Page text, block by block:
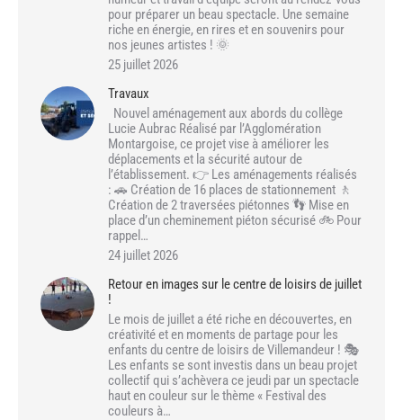
pour préparer un beau spectacle. Une semaine
riche en énergie, en rires et en souvenirs pour
nos jeunes artistes ! 🌞
25 juillet 2026
Travaux
Nouvel aménagement aux abords du collège
Lucie Aubrac Réalisé par l’Agglomération
Montargoise, ce projet vise à améliorer les
déplacements et la sécurité autour de
l’établissement. 👉 Les aménagements réalisés
: 🚗 Création de 16 places de stationnement 🚶
Création de 2 traversées piétonnes 👣 Mise en
place d’un cheminement piéton sécurisé 🚲 Pour
rappel…
24 juillet 2026
Retour en images sur le centre de loisirs de juillet
!
Le mois de juillet a été riche en découvertes, en
créativité et en moments de partage pour les
enfants du centre de loisirs de Villemandeur ! 🎭
Les enfants se sont investis dans un beau projet
collectif qui s’achèvera ce jeudi par un spectacle
haut en couleur sur le thème « Festival des
couleurs à…